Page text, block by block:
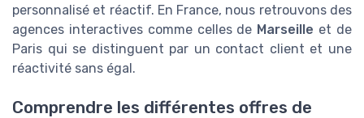
personnalisé et réactif. En France, nous retrouvons des
agences interactives comme celles de Marseille et de
Paris qui se distinguent par un contact client et une
réactivité sans égal.
Comprendre les différentes offres de